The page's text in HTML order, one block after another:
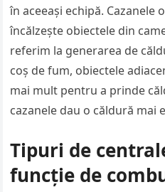
în aceeași echipă.
încălzește obiectele din
referim la generarea de
coș de fum, obiectele
mai mult pentru a prinde
cazanele dau o căldură mai
Tipuri de
funcție de